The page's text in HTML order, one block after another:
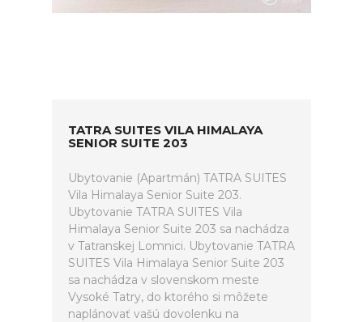
TATRA SUITES VILA HIMALAYA
SENIOR SUITE 203
Ubytovanie (Apartmán) TATRA SUITES
Vila Himalaya Senior Suite 203.
Ubytovanie TATRA SUITES Vila
Himalaya Senior Suite 203 sa nachádza
v Tatranskej Lomnici. Ubytovanie TATRA
SUITES Vila Himalaya Senior Suite 203
sa nachádza v slovenskom meste
Vysoké Tatry, do ktorého si môžete
naplánovať vašú dovolenku na